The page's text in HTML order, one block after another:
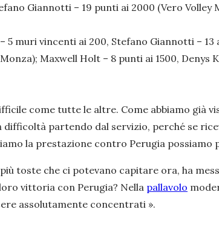
Giannotti – 19 punti ai 2000 (Vero Volley
5 muri vincenti ai 200, Stefano Giannotti –
Maxwell Holt – 8 punti ai 1500, Denys
come tutte le altre. Come abbiamo già
partendo dal servizio, perché se
la prestazione contro Perugia possiamo
toste che ci potevano capitare ora, ha
vittoria con Perugia? Nella pallavolo
assolutamente concentrati ».